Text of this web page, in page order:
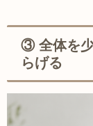
③ 全体を
らげる